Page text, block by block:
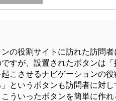
の役割サイトに訪れた訪問
ですが、設置されたボタンは
こさせるナビゲーションの
」というボタンも訪問者に対
ういったボタンを簡単に作